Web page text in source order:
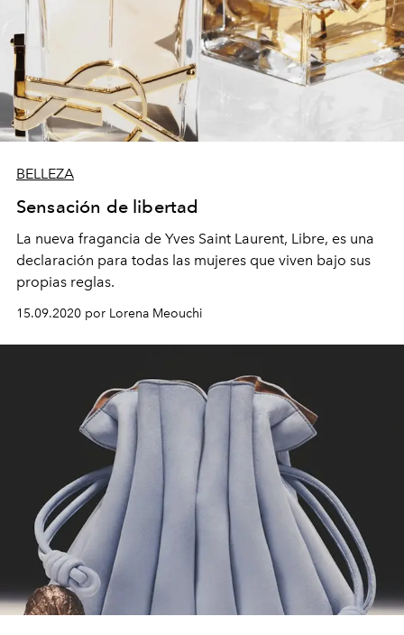
BELLEZA
Sensación de libertad
La nueva fragancia de Yves Saint Laurent, Libre, es una
declaración para todas las mujeres que viven bajo sus
propias reglas.
15.09.2020 por Lorena Meouchi